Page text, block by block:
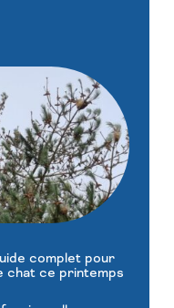
complet pour
chat ce printemps